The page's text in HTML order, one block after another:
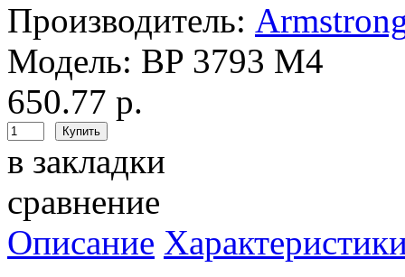
Производитель:
Модель: BP 3793 M4
650.77 р.
в закладки
сравнение
Описание